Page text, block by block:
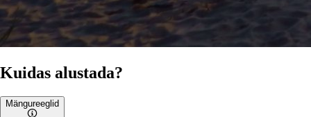
Kuidas alustada?
Mängureeglid